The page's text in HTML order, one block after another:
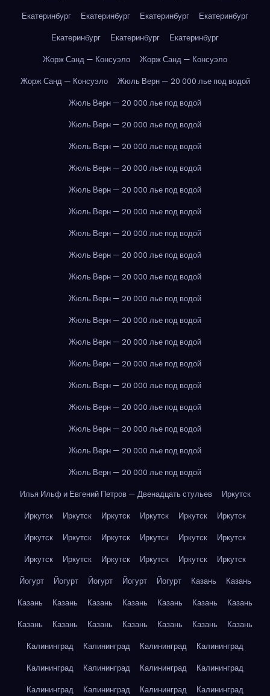
Екатеринбург
Екатеринбург Екатеринбург
Екатеринбург
Екатеринбург
Екатеринбург
Екатеринбург
Жорж Санд — Консуэло
Жорж Санд — Консуэло
Жорж Санд — Консуэло
Жюль Верн — 20 000 лье под водой
Жюль Верн — 20 000 лье под водой
Жюль Верн — 20 000 лье под водой
Жюль Верн — 20 000 лье под водой
Жюль Верн — 20 000 лье под водой
Жюль Верн — 20 000 лье под водой
Жюль Верн — 20 000 лье под водой
Жюль Верн — 20 000 лье под водой
Жюль Верн — 20 000 лье под водой
Жюль Верн — 20 000 лье под водой
Жюль Верн — 20 000 лье под водой
Жюль Верн — 20 000 лье под водой
Жюль Верн — 20 000 лье под водой
Жюль Верн — 20 000 лье под водой
Жюль Верн — 20 000 лье под водой
Жюль Верн — 20 000 лье под водой
Жюль Верн — 20 000 лье под водой
Жюль Верн — 20 000 лье под водой
Жюль Верн — 20 000 лье под водой
Илья Ильф и Евгений Петров — Двенадцать стульев
Иркутск
Иркутск
Иркутск Иркутск Иркутск Иркутск
Иркутск
Иркутск
Иркутск Иркутск Иркутск Иркутск
Иркутск
Иркутск
Иркутск Иркутск Иркутск Иркутск
Иркутск
Йогурт
Йогурт Йогурт Йогурт Йогурт Казань
Казань
Казань
Казань Казань Казань Казань Казань
Казань
Казань
Казань Казань Казань Казань Казань
Казань
Калининград
Калининград Калининград
Калининград
Калининград
Калининград Калининград
Калининград
Калининград
Калининград Калининград
Калининград